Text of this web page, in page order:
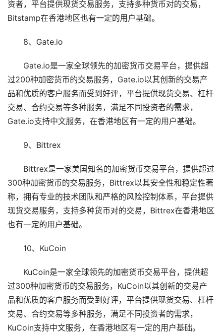
资者，平台提供现货交易服务，支持多种货币对的交易，
Bitstamp在香港地区也有一定的用户基础。
8、Gate.io
Gate.io是一家全球领先的加密货币交易平台，提供超
过200种加密货币的交易服务，Gate.io以其创新的交易产
品和优质的客户服务而受到好评，平台提供现货交易、杠杆
交易、合约交易等多种服务，满足不同投资者的需求，
Gate.io支持中文服务，在香港地区有一定的用户基础。
9、Bittrex
Bittrex是一家美国知名的加密货币交易平台，提供超过
300种加密货币的交易服务，Bittrex以其安全性和稳定性著
称，拥有专业的技术团队和严格的风险控制体系，平台提供
现货交易服务，支持多种货币对的交易，Bittrex在香港地区
也有一定的用户基础。
10、KuCoin
KuCoin是一家全球领先的加密货币交易平台，提供超
过300种加密货币的交易服务，KuCoin以其创新的交易产
品和优质的客户服务而受到好评，平台提供现货交易、杠杆
交易、合约交易等多种服务，满足不同投资者的需求，
KuCoin支持中文服务，在香港地区有一定的用户基础。